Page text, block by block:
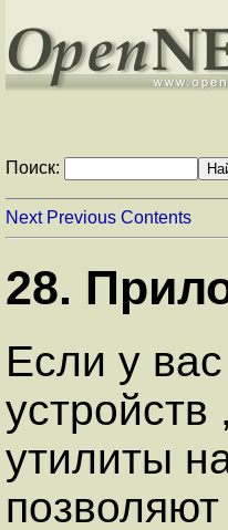
Поиск:
Next Previous Contents
28.
Если у
утилиты